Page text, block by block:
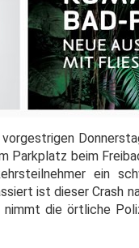
Parkplatz beim
ein
ist dieser Crash
nimmt die örtliche